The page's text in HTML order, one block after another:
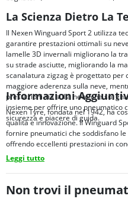
La Scienza Dietro La
Il Nexen Winguard Sport 2 utilizza
garantire prestazioni ottimali su
lamelle 3D invernali migliorano la
su strade asciutte, migliorando la
scanalatura zigzag è progettato
maggiore aderenza sulla neve,
prestazioni sia sulla neve che sul
insieme per offrire uno pneumatico
sicurezza e piacere di guida.
Informazioni
Nexen Tyre, fondata nel 1942, ha
qualità e innovazione. Il Winguard
fornire pneumatici che soddisfano
offrendo eccellenti prestazioni in
tutto il mondo.
Leggi tutto
Non trovi il